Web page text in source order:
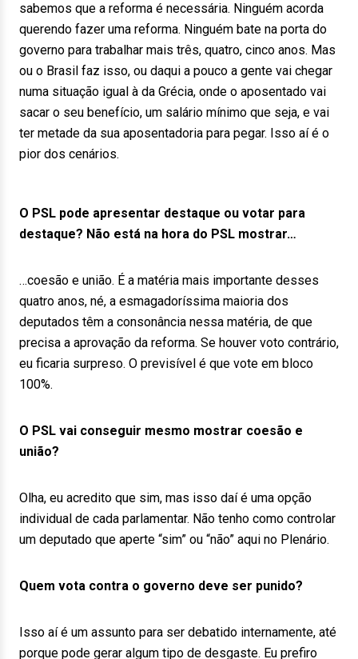
sabemos que a reforma é necessária. Ninguém acorda
querendo fazer uma reforma. Ninguém bate na porta do
governo para trabalhar mais três, quatro, cinco anos. Mas
ou o Brasil faz isso, ou daqui a pouco a gente vai chegar
numa situação igual à da Grécia, onde o aposentado vai
sacar o seu benefício, um salário mínimo que seja, e vai
ter metade da sua aposentadoria para pegar. Isso aí é o
pior dos cenários.
O PSL pode apresentar destaque ou votar para
destaque? Não está na hora do PSL mostrar…
…coesão e união. É a matéria mais importante desses
quatro anos, né, a esmagadoríssima maioria dos
deputados têm a consonância nessa matéria, de que
precisa a aprovação da reforma. Se houver voto contrário,
eu ficaria surpreso. O previsível é que vote em bloco
100%.
O PSL vai conseguir mesmo mostrar coesão e
união?
Olha, eu acredito que sim, mas isso daí é uma opção
individual de cada parlamentar. Não tenho como controlar
um deputado que aperte “sim” ou “não” aqui no Plenário.
Quem vota contra o governo deve ser punido?
Isso aí é um assunto para ser debatido internamente, até
porque pode gerar algum tipo de desgaste. Eu prefiro